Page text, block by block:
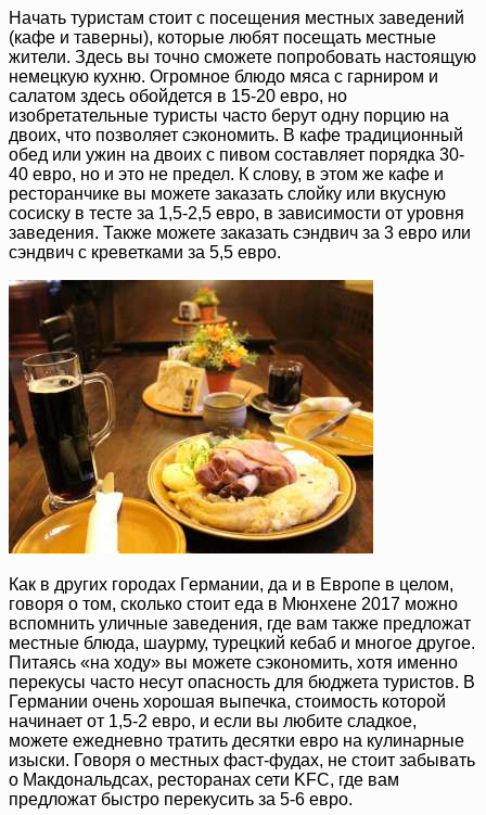
Начать туристам стоит с посещения местных заведений
(кафе и таверны), которые любят посещать местные
жители. Здесь вы точно сможете попробовать настоящую
немецкую кухню. Огромное блюдо мяса с гарниром и
салатом здесь обойдется в 15-20 евро, но
изобретательные туристы часто берут одну порцию на
двоих, что позволяет сэкономить. В кафе традиционный
обед или ужин на двоих с пивом составляет порядка 30-
40 евро, но и это не предел. К слову, в этом же кафе и
ресторанчике вы можете заказать слойку или вкусную
сосиску в тесте за 1,5-2,5 евро, в зависимости от уровня
заведения. Также можете заказать сэндвич за 3 евро или
сэндвич с креветками за 5,5 евро.
Как в других городах Германии, да и в Европе в целом,
говоря о том, сколько стоит еда в Мюнхене 2017 можно
вспомнить уличные заведения, где вам также предложат
местные блюда, шаурму, турецкий кебаб и многое другое.
Питаясь «на ходу» вы можете сэкономить, хотя именно
перекусы часто несут опасность для бюджета туристов. В
Германии очень хорошая выпечка, стоимость которой
начинает от 1,5-2 евро, и если вы любите сладкое,
можете ежедневно тратить десятки евро на кулинарные
изыски. Говоря о местных фаст-фудах, не стоит забывать
о Макдональдсах, ресторанах сети KFC, где вам
предложат быстро перекусить за 5-6 евро.